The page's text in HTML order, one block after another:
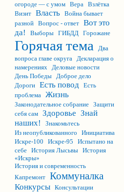
огороде — с умом Вера Взлётка
Визит Власть Война бывает
разной Вопрос - ответ Вот это
да!
Выборы ГИБДД Горожане
Горячая тема
Два
вопроса главе округа Декларация о
намерениях Деловые новости
День Победы Доброе дело
Дороги Есть повод Есть
проблема Жизнь
Законодательное собрание Защити
себя сам Здоровье Знай
наших!
Знакомьтесь
Из неопубликованного
Инициатива
Искре-100
Искре-95
Испытано на
себе История Лысьвы История
«Искры»
История и современность
Капремонт Коммуналка
Конкурсы Консультации